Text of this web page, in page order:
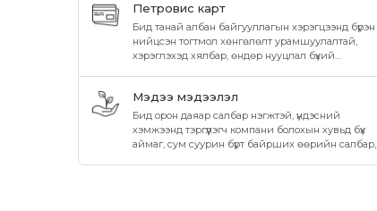
Петровис карт
Бид танай албан байгууллагын хэрэгцээнд бүрэн
нийцсэн тогтмол хөнгөлөлт урамшуулалтай,
хэрэглэхэд хялбар, өндөр нууцлал бүхий
Мэдээ мэдээлэл
Бид орон даяар салбар нэгжтэй, үндэсний
хэмжээнд тэргүүлэгч компани болохын хувьд бүх
аймаг, сум суурин бүрт байрших өөрийн салбар,